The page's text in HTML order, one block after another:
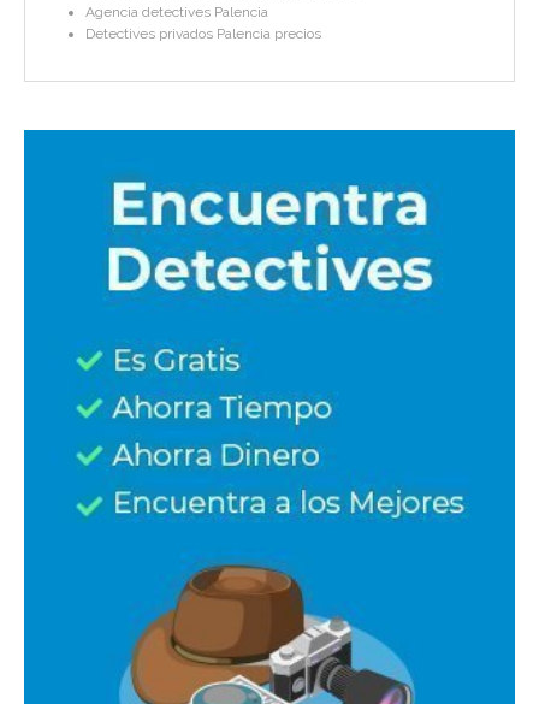
Agencia detectives Palencia
Detectives privados Palencia precios